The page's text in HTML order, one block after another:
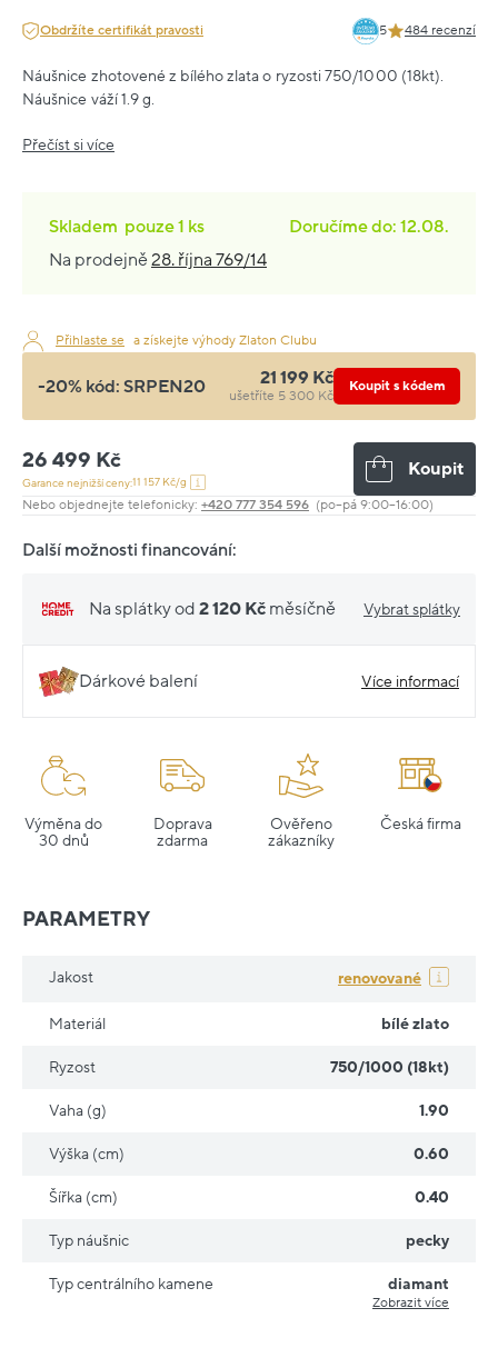
Obdržíte certifikát pravosti 5 484 recenzí
Náušnice zhotovené z bílého zlata o ryzosti 750/1000 (18kt).
Náušnice váží 1.9 g.
Přečíst si více
Skladem pouze1 ks
Doručíme do: 12.08.
Na prodejně28. října 769/14
Přihlaste se a získejte výhody Zlaton Clubu
-20% kód: SRPEN20 21 199 Kč
ušetříte 5 300 Kč
Koupit s kódem
26 499 Kč
Garance nejnižší ceny:11 157 Kč/g
Koupit
Nebo objednejte telefonicky: +420 777 354 596 (po–pá 9:00–16:00)
Další možnosti financování:
Na splátky od 2 120 Kč měsíčně Vybrat splátky
Dárkové balení Více informací
Výměna do
30 dnů
Doprava
zdarma
Ověřeno
zákazníky
Česká firma
PARAMETRY
Jakost renovované
Materiál bílé zlato
Ryzost 750/1000 (18kt)
Vaha (g) 1.90
Výška (cm) 0.60
Šířka (cm) 0.40
Typ náušnic pecky
Typ centrálního kamene diamant
Zobrazit více